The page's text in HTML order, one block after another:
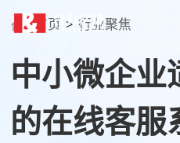
首页 > 行业聚焦
中小微企业
的在线客服